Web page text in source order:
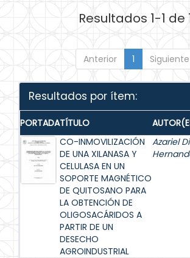
Resultados 1-1 de
Anterior 1 Siguiente
Resultados por ítem:
PORTADATÍTULO
CO-INMOVILIZACIÓN
DE UNA XILANASA Y
CELULASA EN UN
SOPORTE MAGNÉTICO
DE QUITOSANO PARA
LA OBTENCIÓN DE
OLIGOSACÁRIDOS A
PARTIR DE UN
DESECHO
AGROINDUSTRIAL
Azariel